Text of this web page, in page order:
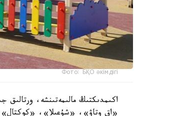
Фото: БҚО әкімдігі
اكىمدىكتىڭ مالىمەتىنشە، ورتالىق
«اق وتاۋ»، «شۇعىلا»،